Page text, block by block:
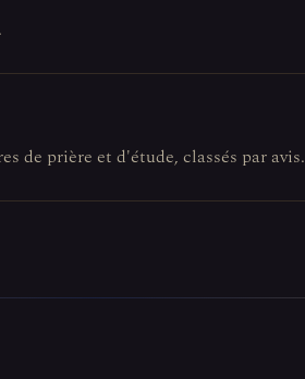
de prière et d'étude, classés par avis.